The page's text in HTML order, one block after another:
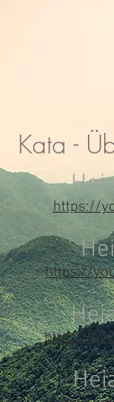
Kata -
https://
https://
https://